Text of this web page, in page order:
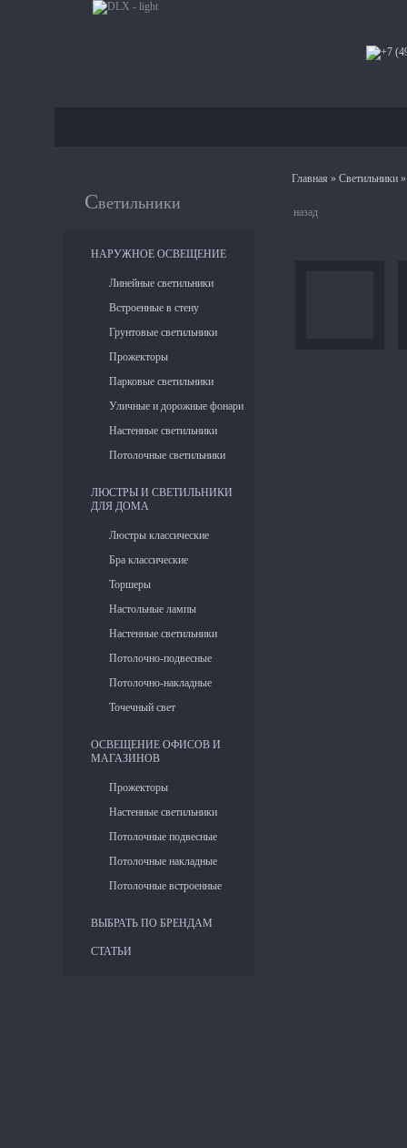
Светильники
НАРУЖНОЕ ОСВЕЩЕНИЕ
Линейные светильники
Встроенные в стену
Грунтовые светильники
Прожекторы
Парковые светильники
Уличные и дорожные фонари
Настенные светильники
Потолочные светильники
ЛЮСТРЫ И СВЕТИЛЬНИКИ
ДЛЯ ДОМА
Люстры классические
Бра классические
Торшеры
Настольные лампы
Настенные светильники
Потолочно-подвесные
Потолочно-накладные
Точечный свет
ОСВЕЩЕНИЕ ОФИСОВ И
МАГАЗИНОВ
Прожекторы
Настенные светильники
Потолочные подвесные
Потолочные накладные
Потолочные встроенные
ВЫБРАТЬ ПО БРЕНДАМ
СТАТЬИ
Главная » Светильники
назад